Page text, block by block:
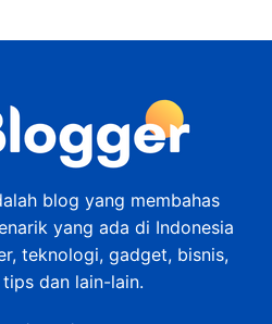
blog yang membahas
yang ada di Indonesia
teknologi, gadget, bisnis,
dan lain-lain.